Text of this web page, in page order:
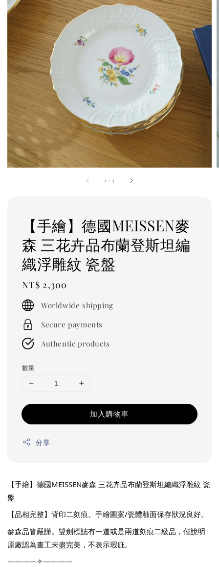
1 /5
【手繪】德國MEISSEN麥
森 三花卉品布蘭登斯坦編
織浮雕紋 瓷盤
Regular
price
NT$ 2,300
Worldwide shipping
Secure payments
Authentic products
數量
加入購物車
分享
【手繪】德國MEISSEN麥森 三花卉品布蘭登斯坦編織浮雕紋 瓷
盤
【品相完整】背印二刻痕。手繪圖案/瓷體釉面保存狀況良好。
麥森品管嚴謹。雙劍標誌有一道或是兩道刻痕二級品，僅說明
原廠認為畫工未盡完美，不表示瑕疵。
————✧————